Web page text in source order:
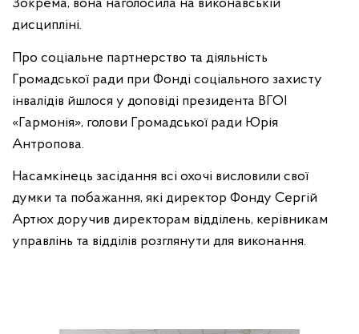
Зокрема, вона наголосила на виконавській
дисципліні.
Про соціальне партнерство та діяльність
Громадської ради при Фонді соціального захисту
інвалідів йшлося у доповіді президента ВГОІ
«Гармонія», голови Громадської ради Юрія
Антропова.
Насамкінець засідання всі охочі висловили свої
думки та побажання, які директор Фонду Сергій
Артюх доручив директорам відділень, керівникам
управлінь та відділів розглянути для виконання.